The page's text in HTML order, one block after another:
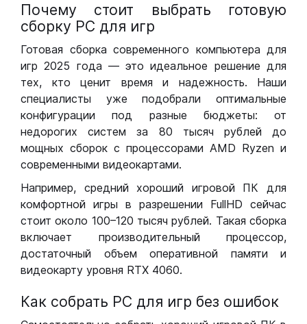
Почему стоит выбрать готовую
сборку РС для игр
Готовая сборка современного компьютера для
игр 2025 года — это идеальное решение для
тех, кто ценит время и надежность. Наши
специалисты уже подобрали оптимальные
конфигурации под разные бюджеты: от
недорогих систем за 80 тысяч рублей до
мощных сборок с процессорами AMD Ryzen и
современными видеокартами.
Например, средний хороший игровой ПК для
комфортной игры в разрешении FullHD сейчас
стоит около 100–120 тысяч рублей. Такая сборка
включает производительный процессор,
достаточный объем оперативной памяти и
видеокарту уровня RTX 4060.
Как собрать РС для игр без ошибок